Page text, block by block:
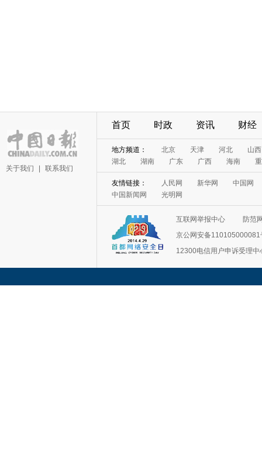
关于我们 联系我们
首页 时政 资讯 财经
地方频道： 北京 天津 河北
山西
湖北
湖南 广东 广西 海南
友情链接： 人民网 新华网
中国网
中国新闻网
光明网
互联网举报中心
防范
京公网安备110105000081
12300电信用户申诉受理中